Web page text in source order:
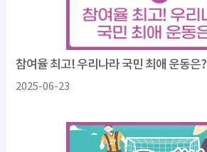
참여율 최고! 우리나라 국민 최애 운동은?
2025-06-23